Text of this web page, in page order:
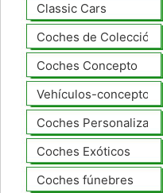
Classic Cars
Coches de Colección
Coches Concepto
Vehículos-concepto
Coches Personalizados
Coches Exóticos
Coches fúnebres